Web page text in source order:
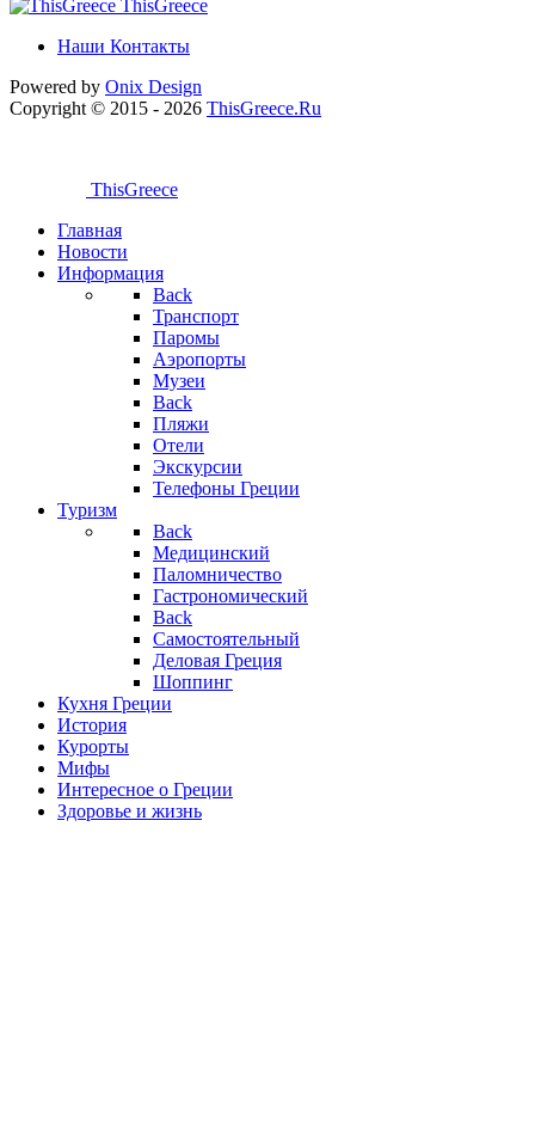
ThisGreece
Наши Контакты
Powered by Onix Design
Copyright © 2015 - 2026 ThisGreece.Ru
ThisGreece
Главная
Новости
Информация
Back
Транспорт
Паромы
Аэропорты
Музеи
Back
Пляжи
Отели
Экскурсии
Телефоны Греции
Туризм
Back
Медицинский
Паломничество
Гастрономический
Back
Самостоятельный
Деловая Греция
Шоппинг
Кухня Греции
История
Курорты
Мифы
Интересное о Греции
Здоровье и жизнь